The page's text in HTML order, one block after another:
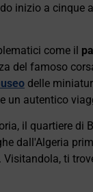
inizio a cinque
come il
del famoso
delle
un autentico
il quartiere di
dall'Algeria
ti